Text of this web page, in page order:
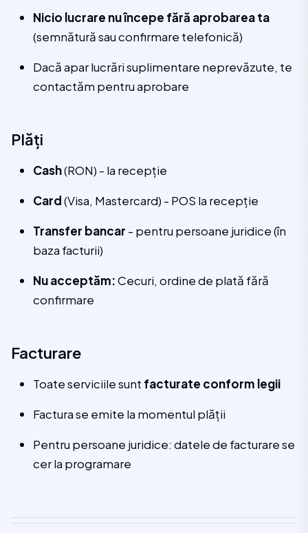
Nicio lucrare nu începe fără aprobarea ta
(semnătură sau confirmare telefonică)
Dacă apar lucrări suplimentare neprevăzute, te
contactăm pentru aprobare
Plăți
Cash(RON) - la recepție
Card(Visa, Mastercard) - POS la recepție
Transfer bancar - pentru persoane juridice (în
baza facturii)
Nu acceptăm:Cecuri, ordine de plată fără
confirmare
Facturare
Toate serviciile sunt facturate conform legii
Factura se emite la momentul plății
Pentru persoane juridice: datele de facturare se
cer la programare